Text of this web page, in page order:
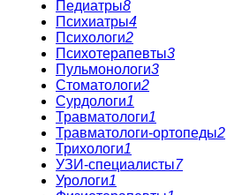
Педиатры8
Психиатры4
Психологи2
Психотерапевты3
Пульмонологи3
Стоматологи2
Сурдологи1
Травматологи1
Травматологи-ортопеды2
Трихологи1
УЗИ-специалисты7
Урологи1